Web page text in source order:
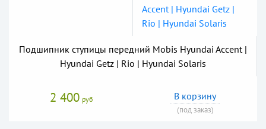
Подшипник ступицы передний Mobis Hyundai Accent |
Hyundai Getz | Rio | Hyundai Solaris
2 400 руб В корзину
(под заказ)